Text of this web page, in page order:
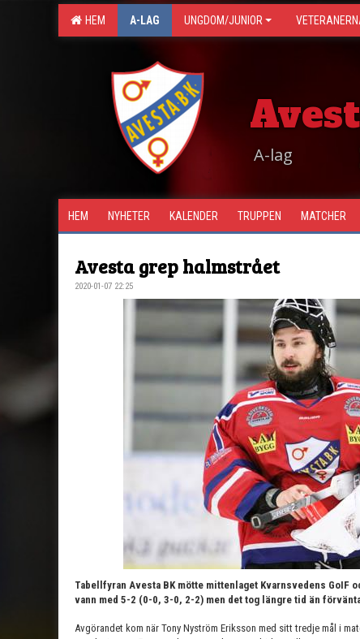
HEM A-LAG UNGDOM/JUNIOR
A-lag
HEM NYHETER KALENDER TRUPPEN MATCHER
Avesta grep halmstrået
2020-01-07 22:25
Tabellfyran Avesta BK mötte mittenlaget Kvarnsvedens GoIF
vann med 5-2 (0-0, 3-0, 2-2) men det tog längre tid än
Avgörandet kom när Tony Nyström Eriksson med sitt tredje mål i